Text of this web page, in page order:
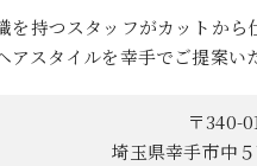
を持つスタッフがカットか
スタイルを幸手でご提案い
〒340-
埼玉県幸手市中